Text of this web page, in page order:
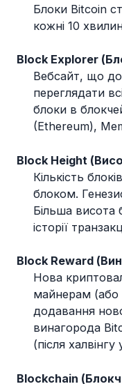
Блоки Bitcoin
кожні 10
Block Explorer
Вебсайт, що
переглядати
блоки в
(Ethereum),
Block Height
Кількість
блоком.
Більша висота
історії
Block Reward
Нова
майнерам (або
додавання
винагорода
(після халвінгу
Blockchain